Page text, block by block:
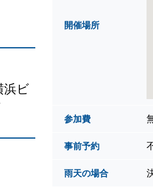
ビ
開催場所
参加費
事前予約
雨天の場合